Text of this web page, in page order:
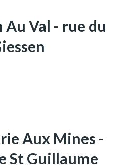
Au Val - rue du
Aux Mines -
St Guillaume